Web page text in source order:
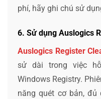
phí, hãy ghi chú sử
6. Sử dụng Auslogics
Auslogics Register
sử dài trong việc
Windows Registry.
năng quét cơ bản,